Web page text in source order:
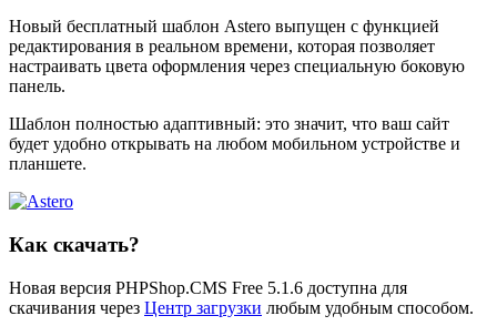
Новый бесплатный шаблон Astero выпущен с функцией
редактирования в реальном времени, которая позволяет
настраивать цвета оформления через специальную боковую
панель.
Шаблон полностью адаптивный: это значит, что ваш сайт
будет удобно открывать на любом мобильном устройстве и
планшете.
Как скачать?
Новая версия PHPShop.CMS Free 5.1.6 доступна для
скачивания через Центр загрузки любым удобным способом.